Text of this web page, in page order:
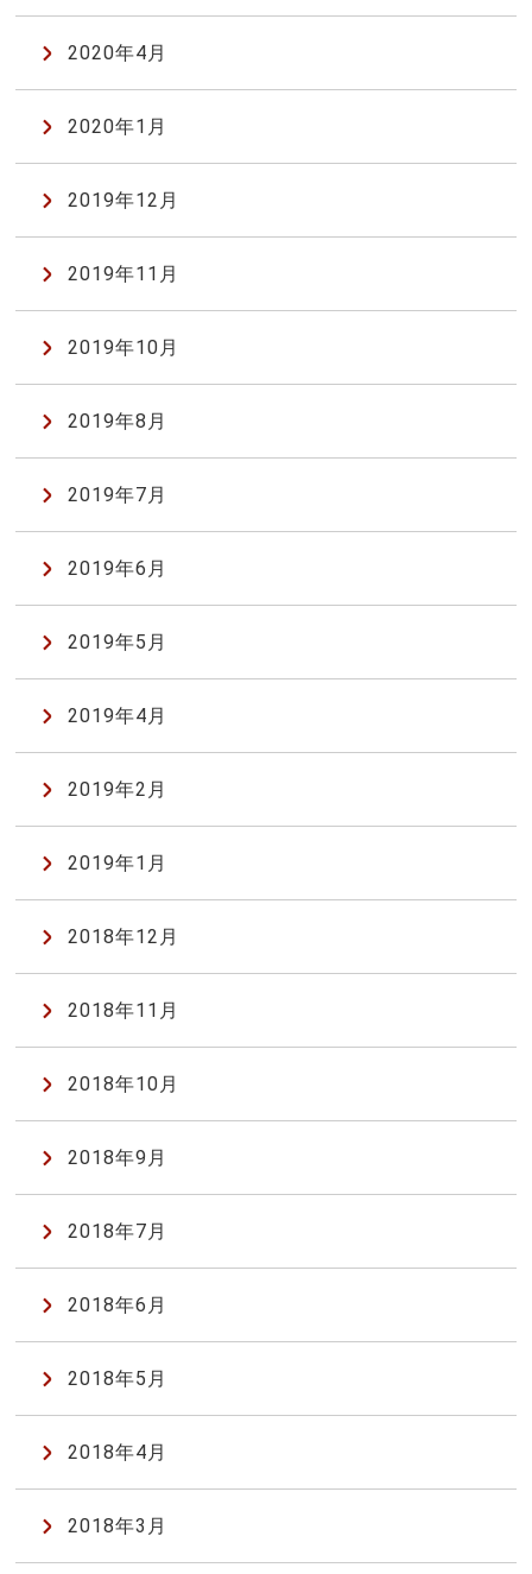
2020年4月
2020年1月
2019年12月
2019年11月
2019年10月
2019年8月
2019年7月
2019年6月
2019年5月
2019年4月
2019年2月
2019年1月
2018年12月
2018年11月
2018年10月
2018年9月
2018年7月
2018年6月
2018年5月
2018年4月
2018年3月